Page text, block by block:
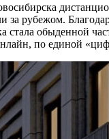
за рубежом.
стала обыденной
по единой